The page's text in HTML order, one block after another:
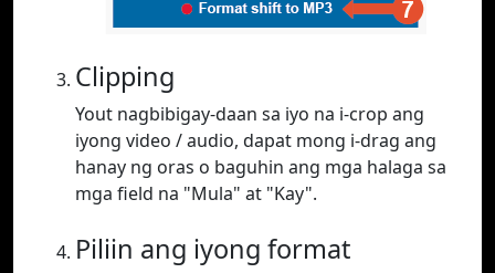
Clipping
Yout nagbibigay-daan sa iyo na i-crop ang
iyong video / audio, dapat mong i-drag ang
hanay ng oras o baguhin ang mga halaga sa
mga field na "Mula" at "Kay".
Piliin ang iyong format